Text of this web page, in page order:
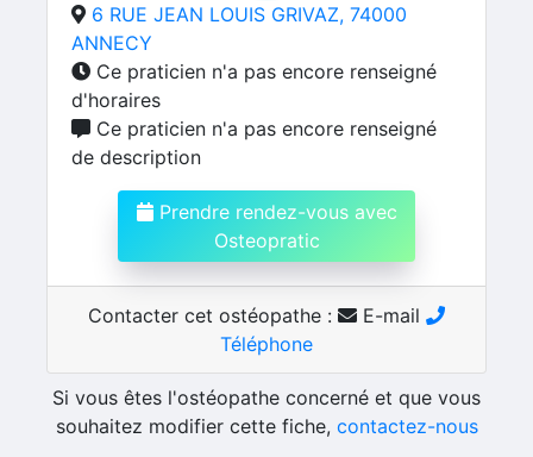
6 RUE JEAN LOUIS GRIVAZ, 74000
ANNECY
Ce praticien n'a pas encore renseigné
d'horaires
Ce praticien n'a pas encore renseigné
de description
Prendre rendez-vous avec
Osteopratic
Contacter cet ostéopathe :
E-mail
Téléphone
Si vous êtes l'ostéopathe concerné et que vous
souhaitez modifier cette fiche, contactez-nous